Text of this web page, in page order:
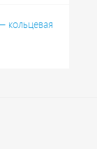
кольцевая